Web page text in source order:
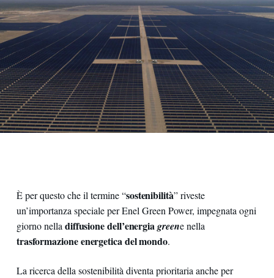
È per questo che il termine “sostenibilità” riveste
un’importanza speciale per Enel Green Power, impegnata ogni
giorno nella diffusione dell’energiagreene nella
trasformazione energetica del mondo.
La ricerca della sostenibilità diventa prioritaria anche per